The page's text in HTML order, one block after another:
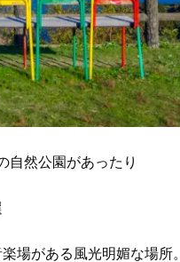
自然公園があったり
場がある風光明媚な場所。